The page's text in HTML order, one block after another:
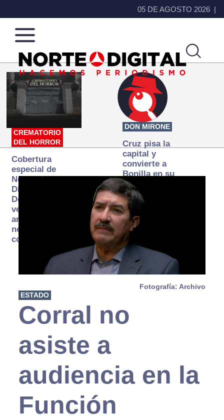
05 DE AGOSTO 2026
Norte
de
Ciudad
Más
que
noticias,
hacemos periodismo
CREMATORIO
DEL HORROR
Cobertura
especial de
Norte
Digital:
Donde la
verdad
arde… pero
no se
consume
DON MIRONE
Cruz pisa la
capital y
convierte a
Bonilla en su
primer blanco
Fotografía: Archivo
ESTADO
Corral no
asiste a
audiencia en la
Función